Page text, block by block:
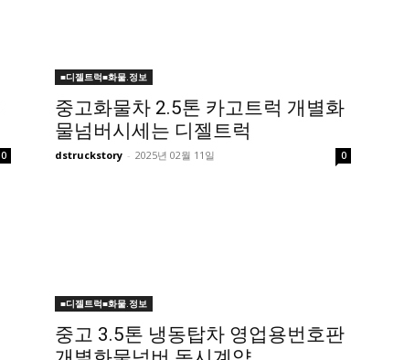
0
■디젤트럭■화물.정보
중고화물차 2.5톤 카고트럭 개별화
물넘버시세는 디젤트럭
dstruckstory - 2025년 02월 11일 0
■디젤트럭■화물.정보
중고 3.5톤 냉동탑차 영업용번호판